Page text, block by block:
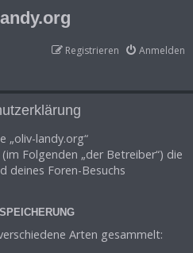
Anmelden
Registrieren
„oliv-landy.org“
Folgenden „der Betreiber“) die
deines Foren-Besuchs
Arten gesammelt: